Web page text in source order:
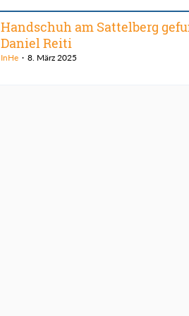
Handschuh am Sattelberg
Daniel Reiti
InHe 8. März 2025